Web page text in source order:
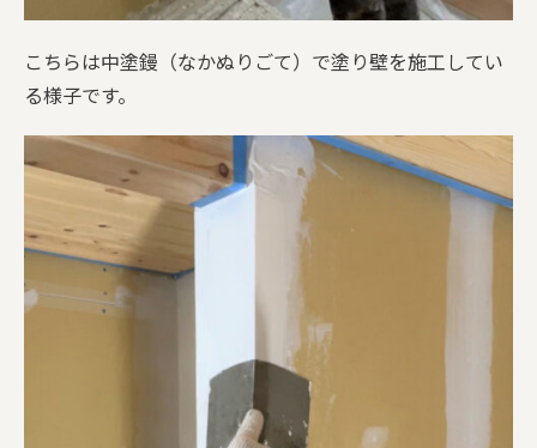
こちらは中塗鏝（なかぬりごて）で塗り壁を施工してい
る様子です。